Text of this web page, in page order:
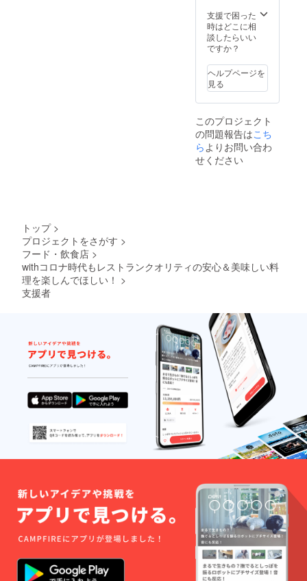
くださ
い。
【その
他】袋
熱湯で
3~4分温
めて器
に移し
しあが
り下さ
い。 電
子レン
ジご使
は電子
確認く
ださ
い。 ◎
特徴 こ
ちらの
セット1
つで、
前菜か
らメイ
ンまで
フル
コース
をお楽
しみい
お中元
用な
ど、お
急ぎで
お求め
の方は
下記公
式HPか
らも購
・アマ
ビエそ
のまん
まス
(甘海老
の燻製)
・ス
ノーマ
ワイト
ピルピ
ル (塩鱈
のピル
ピル) ・
み) ・
ビッグ
煮込み
(トリュ
フ香る
チキン
の白
ビール
煮込み)
・マー
メイド
のきま
ぐれブ
イヤ
ベース
(魚介の
ベース)
・バ
ウォコ
ジの能
登豚チ
リコン
カン (能
登豚と
ハラ
支援で困った
時はどこに相
談したらいい
ですか？
ヘルプページを
見る
このプロジェクト
の問題報告はこち
らよりお問い合わ
せください
トップ >
プロジェクトをさがす >
フード・飲食店 >
withコロナ時代もレストランクオリティの安心＆美味しい料
理を楽しんでほしい！ >
支援者